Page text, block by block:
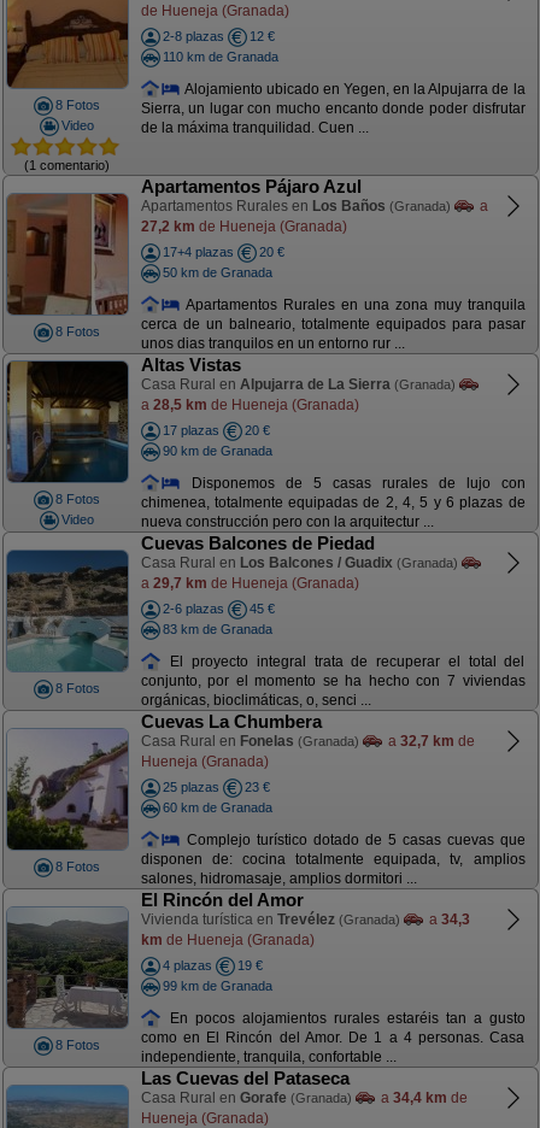
8 Fotos
Video
(1 comentario)
de Hueneja (Granada)
2-8 plazas
12 €
110 km de Granada
Alojamiento ubicado en Yegen, en la Alpujarra de la
Sierra, un lugar con mucho encanto donde poder disfrutar
de la máxima tranquilidad. Cuen ...
8 Fotos
Apartamentos Pájaro Azul
Apartamentos Rurales en Los Baños (Granada)
a
27,2 km de Hueneja (Granada)
17+4 plazas
20 €
50 km de Granada
Apartamentos Rurales en una zona muy tranquila
cerca de un balneario, totalmente equipados para pasar
unos dias tranquilos en un entorno rur ...
8 Fotos
Video
Altas Vistas
Casa Rural en Alpujarra de La Sierra (Granada)
a 28,5 km de Hueneja (Granada)
17 plazas
20 €
90 km de Granada
Disponemos de 5 casas rurales de lujo con
chimenea, totalmente equipadas de 2, 4, 5 y 6 plazas de
nueva construcción pero con la arquitectur ...
8 Fotos
Cuevas Balcones de Piedad
Casa Rural en Los Balcones / Guadix (Granada)
a 29,7 km de Hueneja (Granada)
2-6 plazas
45 €
83 km de Granada
El proyecto integral trata de recuperar el total del
conjunto, por el momento se ha hecho con 7 viviendas
orgánicas, bioclimáticas, o, senci ...
8 Fotos
Cuevas La Chumbera
Casa Rural en Fonelas (Granada) a 32,7 km de
Hueneja (Granada)
25 plazas
23 €
60 km de Granada
Complejo turístico dotado de 5 casas cuevas que
disponen de: cocina totalmente equipada, tv, amplios
salones, hidromasaje, amplios dormitori ...
8 Fotos
El Rincón del Amor
Vivienda turística en Trevélez (Granada) a 34,3
km de Hueneja (Granada)
4 plazas
19 €
99 km de Granada
En pocos alojamientos rurales estaréis tan a gusto
como en El Rincón del Amor. De 1 a 4 personas. Casa
independiente, tranquila, confortable ...
Las Cuevas del Pataseca
Casa Rural en Gorafe (Granada) a 34,4 km de
Hueneja (Granada)